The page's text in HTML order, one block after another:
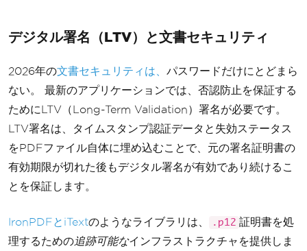
デジタル署名（LTV）と文書セキュリティ
2026年の文書セキュリティは、 パスワードだけにとどまら
ない。 最新のアプリケーションでは、否認防止を保証する
ためにLTV（Long-Term Validation）署名が必要です。
LTV署名は、タイムスタンプ認証データと失効ステータス
をPDFファイル自体に埋め込むことで、元の署名証明書の
有効期限が切れた後もデジタル署名が有効であり続けるこ
とを保証します。
IronPDFとiTextのようなライブラリは、 .p12 証明書を処
理するための追跡可能なインフラストラクチャを提供しま